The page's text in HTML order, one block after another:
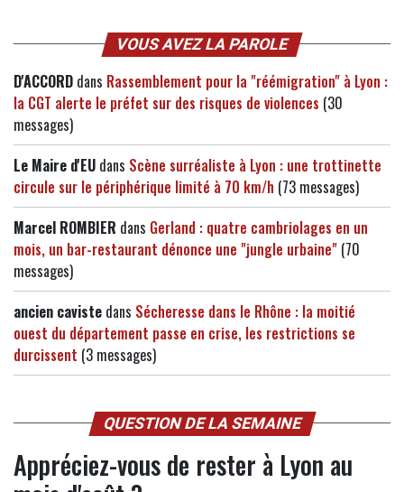
VOUS AVEZ LA PAROLE
D'ACCORD dans Rassemblement pour la "réémigration" à Lyon :
la CGT alerte le préfet sur des risques de violences (30
messages)
Le Maire d'EU dans Scène surréaliste à Lyon : une trottinette
circule sur le périphérique limité à 70 km/h (73 messages)
Marcel ROMBIER dans Gerland : quatre cambriolages en un
mois, un bar-restaurant dénonce une "jungle urbaine" (70
messages)
ancien caviste dans Sécheresse dans le Rhône : la moitié
ouest du département passe en crise, les restrictions se
durcissent (3 messages)
QUESTION DE LA SEMAINE
Appréciez-vous de rester à Lyon au